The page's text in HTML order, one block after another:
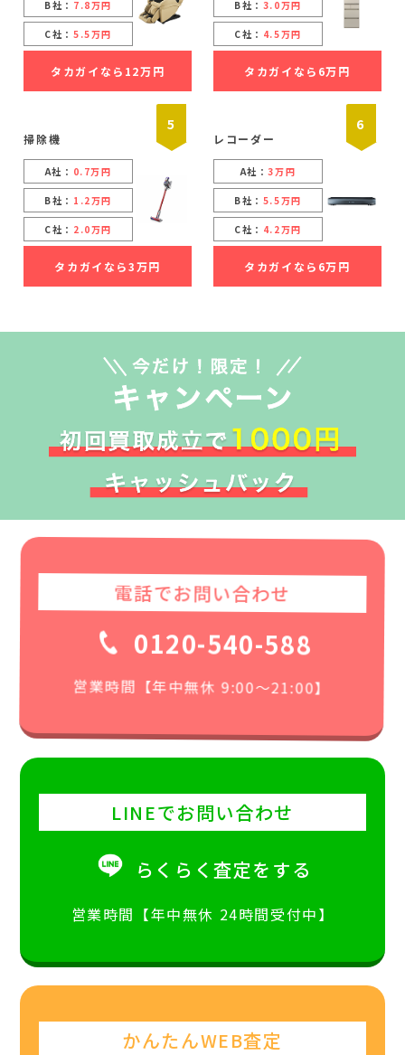
B社： 7.8万円
C社：5.5万円
タカガイなら12万円
B社： 3.0万円
C社： 4.5万円
タカガイなら6万円
5
掃除機
A社： 0.7万円
B社： 1.2万円
C社： 2.0万円
タカガイなら3万円
6
レコーダー
A社：3万円
B社： 5.5万円
C社： 4.2万円
タカガイなら6万円
電話でお問い合わせ
0120-540-588
営業時間【年中無休 9:00〜21:00】
LINEでお問い合わせ
らくらく査定をする
営業時間【年中無休 24時間受付中】
かんたんWEB査定